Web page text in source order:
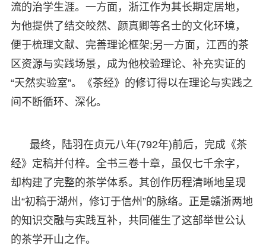
流的治学生涯。一方面，浙江作为其长期定居地，
为他提供了结交皎然、颜真卿等名士的文化环境，
便于梳理文献、完善理论框架;另一方面，江西的茶
区资源与实践场景，成为他校验理论、补充实证的
“天然实验室”。《茶经》的修订得以在理论与实践之
间不断循环、深化。
最终，陆羽在贞元八年(792年)前后，完成《茶
经》定稿并付梓。全书三卷十章，虽仅七千余字，
却构建了完整的茶学体系。其创作历程清晰地呈现
出“初稿于湖州，修订于信州”的脉络。正是赣浙两地
的知识交融与实践互补，共同催生了这部举世公认
的茶学开山之作。